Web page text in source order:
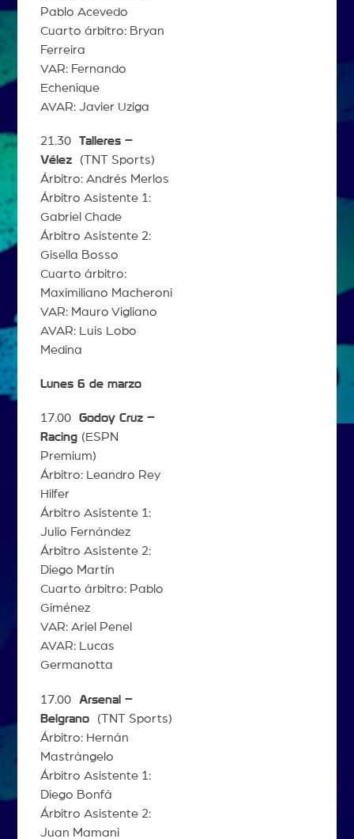
Pablo Acevedo
Cuarto árbitro: Bryan
Ferreira
VAR: Fernando
Echenique
AVAR: Javier Uziga
21.30 Talleres –
Vélez(TNT Sports)
Árbitro: Andrés Merlos
Árbitro Asistente 1:
Gabriel Chade
Árbitro Asistente 2:
Gisella Bosso
Cuarto árbitro:
Maximiliano Macheroni
VAR: Mauro Vigliano
AVAR: Luis Lobo
Medina
Lunes 6 de marzo
17.00 Godoy Cruz –
Racing (ESPN
Premium)
Árbitro: Leandro Rey
Hilfer
Árbitro Asistente 1:
Julio Fernández
Árbitro Asistente 2:
Diego Martín
Cuarto árbitro: Pablo
Giménez
VAR: Ariel Penel
AVAR: Lucas
Germanotta
17.00 Arsenal –
Belgrano(TNT Sports)
Árbitro: Hernán
Mastrángelo
Árbitro Asistente 1:
Diego Bonfá
Árbitro Asistente 2:
Juan Mamani